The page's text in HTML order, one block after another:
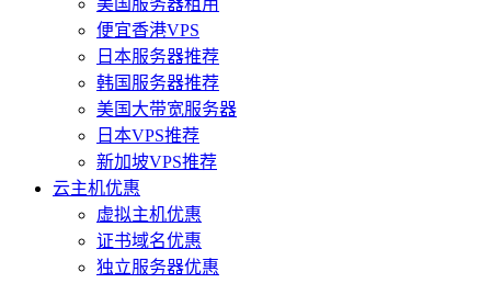
美国服务器租用
便宜香港VPS
日本服务器推荐
韩国服务器推荐
美国大带宽服务器
日本VPS推荐
新加坡VPS推荐
云主机优惠
虚拟主机优惠
证书域名优惠
独立服务器优惠